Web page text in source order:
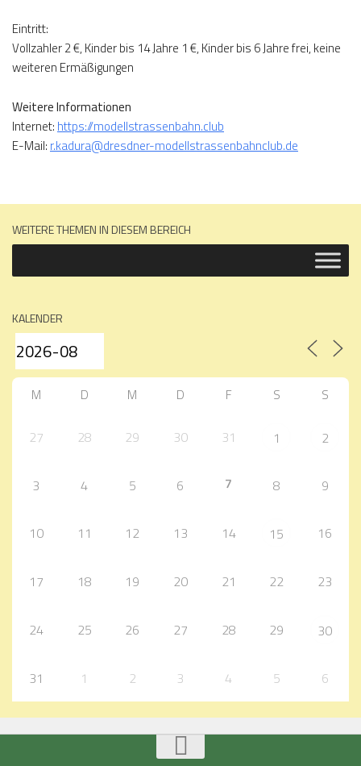
Eintritt:
Vollzahler 2 €, Kinder bis 14 Jahre 1 €, Kinder bis 6 Jahre frei, keine
weiteren Ermäßigungen
Weitere Informationen
Internet: https://modellstrassenbahn.club
E-Mail: r.kadura@dresdner-modellstrassenbahnclub.de
WEITERE THEMEN IN DIESEM BEREICH
KALENDER
M D M D F S S
27 28 29 30 31 1 2
3 4 5 6 7 8 9
10 11 12 13 14 15 16
17 18 19 20 21 22 23
24 25 26 27 28 29 30
31 1 2 3 4 5 6